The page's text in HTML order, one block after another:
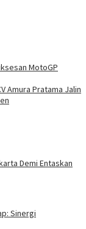
MotoGP
Amura Pratama Jalin
Demi Entaskan
Sinergi